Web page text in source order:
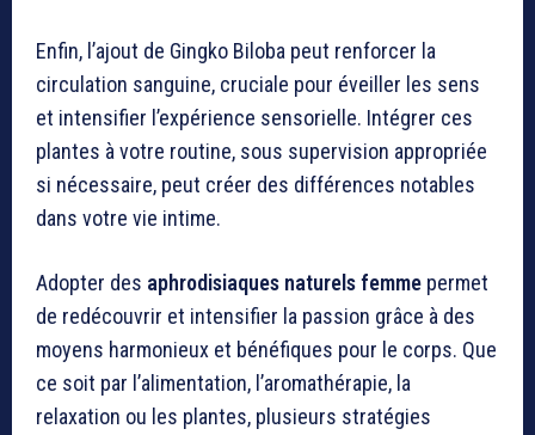
Enfin, l’ajout de Gingko Biloba peut renforcer la
circulation sanguine, cruciale pour éveiller les sens
et intensifier l’expérience sensorielle. Intégrer ces
plantes à votre routine, sous supervision appropriée
si nécessaire, peut créer des différences notables
dans votre vie intime.
Adopter des aphrodisiaques naturels femme permet
de redécouvrir et intensifier la passion grâce à des
moyens harmonieux et bénéfiques pour le corps. Que
ce soit par l’alimentation, l’aromathérapie, la
relaxation ou les plantes, plusieurs stratégies